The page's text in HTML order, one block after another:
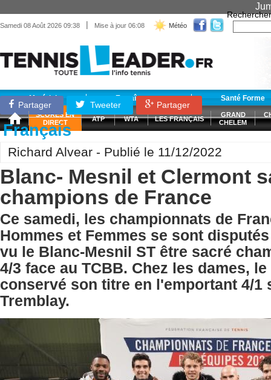
Samedi 08 Août 2026 09:38 | Mise à jour 06:08 Météo
Rechercher
Matériel Entraînement Santé Forme
SCORES EN
DIRECT
ATP WTA LES FRANÇAIS
GRAND
CHELEM
Partager Tweeter Partager
Français
Richard Alvear - Publié le 11/12/2022
Blanc- Mesnil et Clermont
champions de France
Ce samedi, les championnats de
Hommes et Femmes se sont
vu le Blanc-Mesnil ST être sacré
4/3 face au TCBB. Chez les dames,
conservé son titre en l'emportant 4/1
Tremblay.